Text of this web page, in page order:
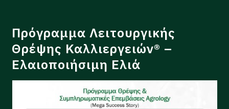
Πρόγραμμα Λειτουργικής
Θρέψης Καλλιεργειών® –
Ελαιοποιήσιμη Ελιά